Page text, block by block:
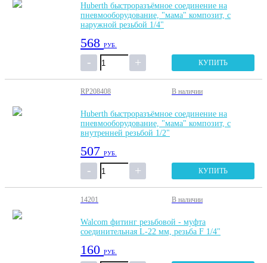
Huberth быстроразъёмное соединение на
пневмооборудование, "мама" композит, с
наружной резьбой 1/4"
568 РУБ.
КУПИТЬ
RP208408 В наличии
Huberth быстроразъёмное соединение на
пневмооборудование, "мама" композит, с
внутренней резьбой 1/2"
507 РУБ.
КУПИТЬ
14201 В наличии
Walcom фитинг резьбовой - муфта
соединительная L-22 мм, резьба F 1/4"
160 РУБ.